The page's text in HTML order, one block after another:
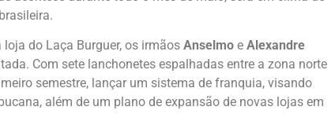
do Laça Burguer, os irmãos Anselmo e Alexandre
Com sete lanchonetes espalhadas entre a zona norte
semestre, lançar um sistema de franquia, visando
além de um plano de expansão de novas lojas em